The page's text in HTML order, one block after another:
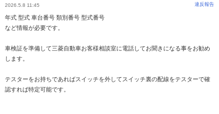
2026.5.8 11:45 違反報告
年式 型式 車台番号 類別番号 型式番号
など情報が必要です。
車検証を準備して三菱自動車お客様相談室に電話してお聞きになる事をお勧め
します。
テスターをお持ちであればスイッチを外してスイッチ裏の配線をテスターで確
認すれば特定可能です。